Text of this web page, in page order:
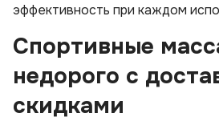
эффективность при каждом
Спортивные
недорого с
скидками